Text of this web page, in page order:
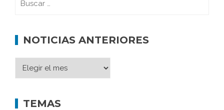
NOTICIAS ANTERIORES
TEMAS